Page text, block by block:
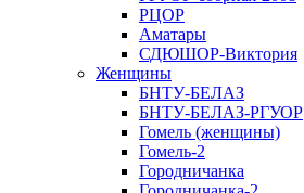
РЦОР
Аматары
СДЮШОР-Виктория
Женщины
БНТУ-БЕЛАЗ
БНТУ-БЕЛАЗ-РГУОР
Гомель (женщины)
Гомель-2
Городничанка